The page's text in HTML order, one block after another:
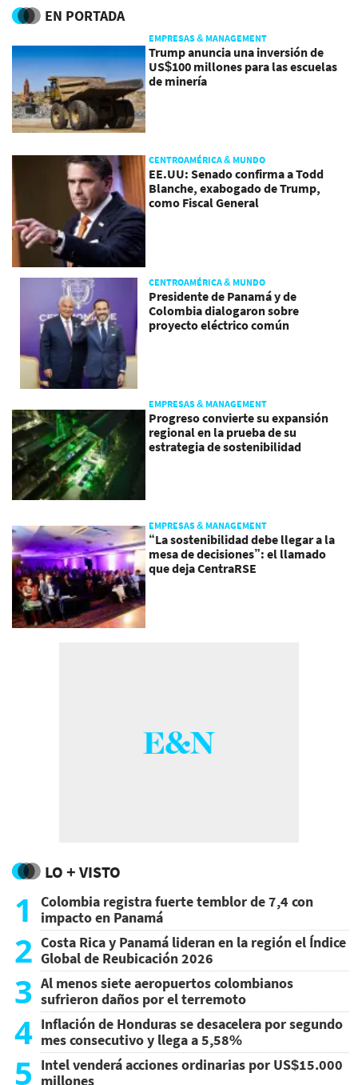
EN PORTADA
EMPRESAS & MANAGEMENT
Trump anuncia una inversión de
US$100 millones para las escuelas
de minería
CENTROAMÉRICA & MUNDO
EE.UU: Senado confirma a Todd
Blanche, exabogado de Trump,
como Fiscal General
CENTROAMÉRICA & MUNDO
Presidente de Panamá y de
Colombia dialogaron sobre
proyecto eléctrico común
EMPRESAS & MANAGEMENT
Progreso convierte su expansión
regional en la prueba de su
estrategia de sostenibilidad
EMPRESAS & MANAGEMENT
“La sostenibilidad debe llegar a la
mesa de decisiones”: el llamado
que deja CentraRSE
LO + VISTO
1
Colombia registra fuerte temblor de 7,4 con
impacto en Panamá
2 Costa Rica y Panamá lideran en la región el Índice
Global de Reubicación 2026
3 Al menos siete aeropuertos colombianos
sufrieron daños por el terremoto
4 Inflación de Honduras se desacelera por segundo
mes consecutivo y llega a 5,58%
5 Intel venderá acciones ordinarias por US$15.000
millones